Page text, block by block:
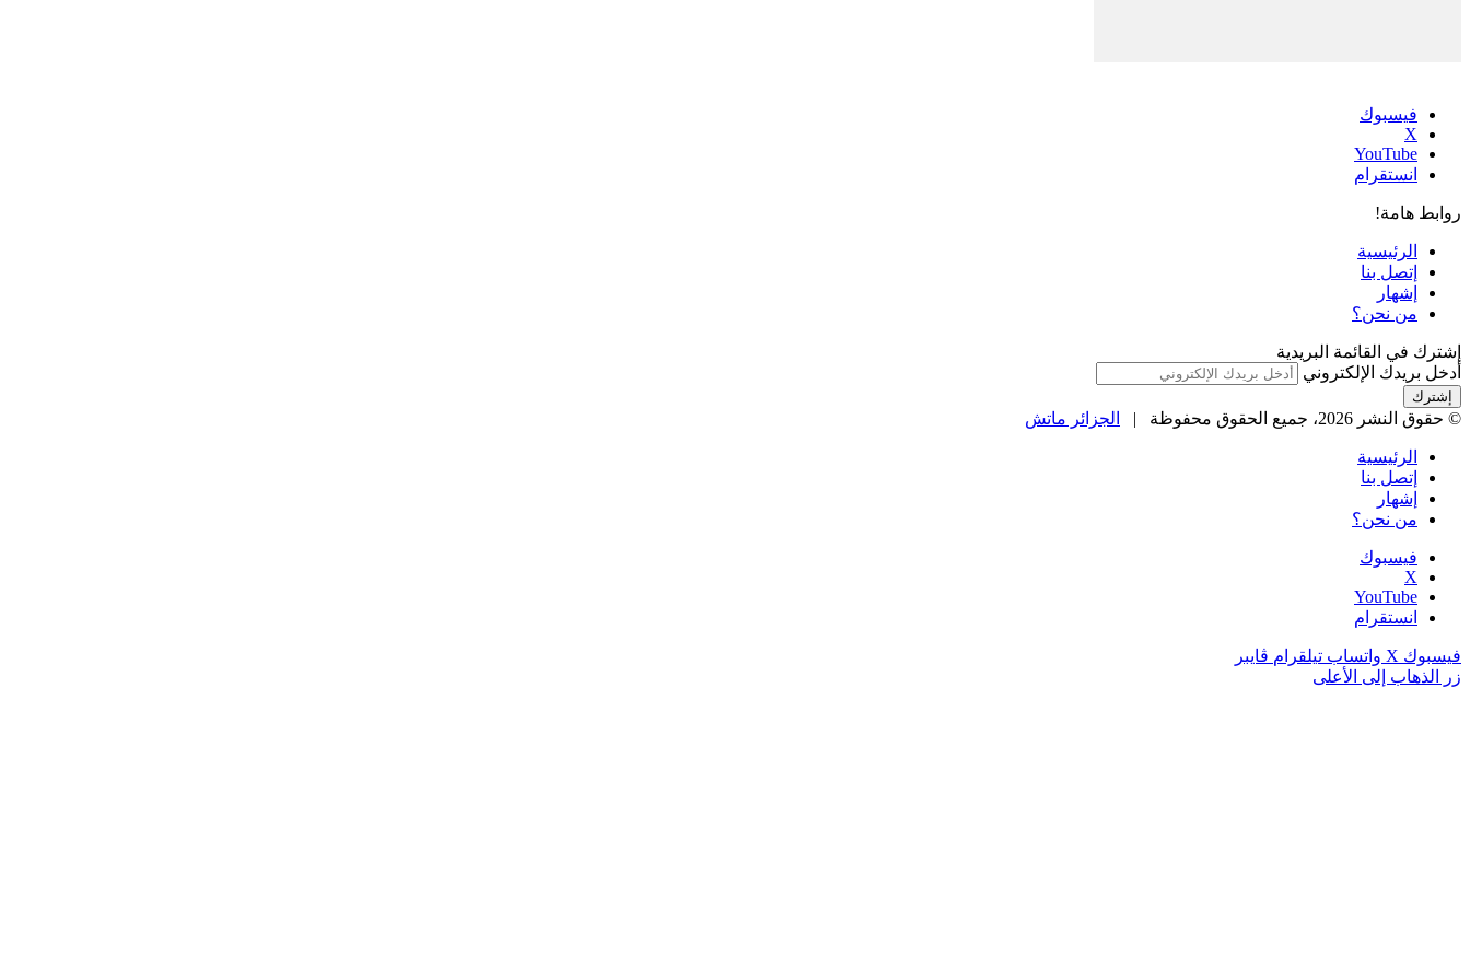
فيسبوك
‫X
‫YouTube
انستقرام
روابط هامة!
الرئيسية
إتصل بنا
إشهار
من نحن؟
إشترك في القائمة البريدية
أدخل بريدك الإلكتروني
© حقوق النشر 2026، جميع الحقوق محفوظة | الجزائر ماتش
الرئيسية
إتصل بنا
إشهار
من نحن؟
فيسبوك
‫X
‫YouTube
انستقرام
فيسبوك ‫X واتساب تيلقرام ڤايبر
زر الذهاب إلى الأعلى